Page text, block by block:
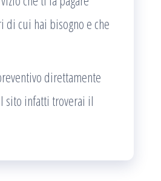
di cui hai bisogno e che
direttamente
sito infatti troverai il